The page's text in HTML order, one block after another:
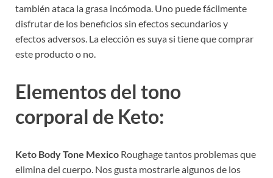
también ataca la grasa incómoda. Uno puede fácilmente
disfrutar de los beneficios sin efectos secundarios y
efectos adversos. La elección es suya si tiene que comprar
este producto o no.
Elementos del tono
corporal de Keto:
Keto Body Tone Mexico Roughage tantos problemas que
elimina del cuerpo. Nos gusta mostrarle algunos de los